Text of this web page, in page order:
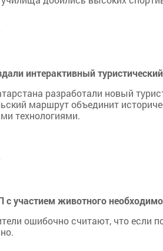
интерактивный
разработали новый
маршрут объединит
технологиями.
с участием животного
ошибочно считают, что если